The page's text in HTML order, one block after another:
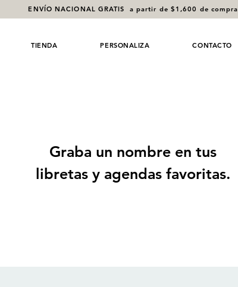
ENVÍO NACIONAL GRATIS a partir de $1,600 de compra
TIENDA PERSONALIZA CONTACTO
Graba un nombre en tus
libretas y agendas favoritas.